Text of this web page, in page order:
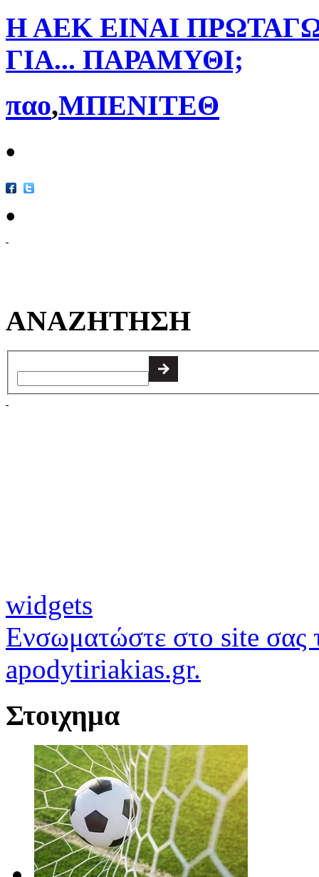
Η ΑΕΚ ΕΙΝΑΙ
ΓΙΑ... ΠΑΡΑΜΥΘΙ;
παο,ΜΠΕΝΙΤΕΘ
•
•
ΑΝΑΖΗΤΗΣΗ
widgets
Ενσωματώστε στο site σας
apodytiriakias.gr.
Στοιχημα